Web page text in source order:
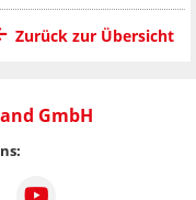
Zurück zur Übersicht
GmbH